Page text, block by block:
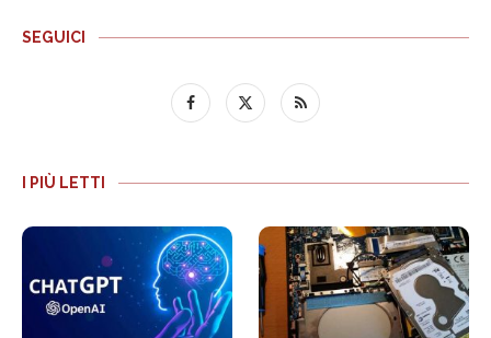
SEGUICI
I PIÙ LETTI